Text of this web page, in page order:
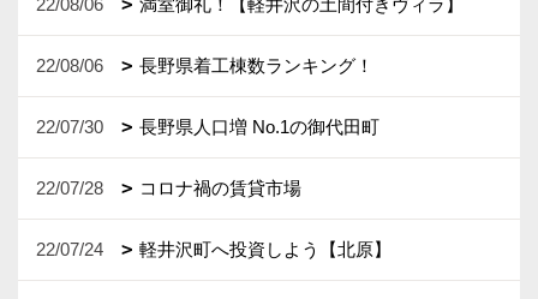
22/08/06 満室御礼！【軽井沢の土間付きヴィラ】
22/08/06 長野県着工棟数ランキング！
22/07/30 長野県人口増 No.1の御代田町
22/07/28 コロナ禍の賃貸市場
22/07/24 軽井沢町へ投資しよう【北原】